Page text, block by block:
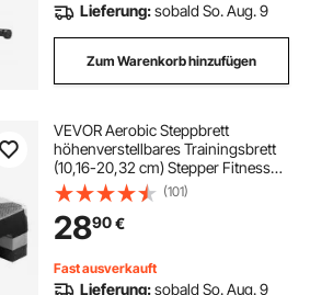
Lieferung:sobald So. Aug. 9
Zum Warenkorb hinzufügen
VEVOR Aerobic Steppbrett
höhenverstellbares Trainingsbrett
(10,16-20,32 cm) Stepper Fitness
mit 250 kg Tragfähigkeit rutschfeste
Oberflächenbank für Heim-
Fitnessstudio Cardio-Krafttraining
Grau
(101)
2890€
Fast ausverkauft
Lieferung:sobald So. Aug. 9